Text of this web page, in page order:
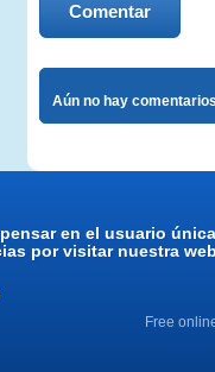
Comentar
Aún no hay
en el usuario
por visitar nuestra
Free